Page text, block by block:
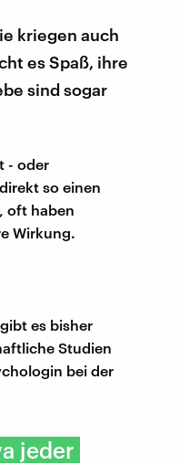
kriegen auch
es Spaß, ihre
sind sogar
- oder
so einen
oft haben
Wirkung.
es bisher
Studien
bei der
jeder